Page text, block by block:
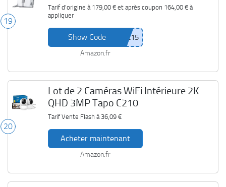
19
Tarif d'origine à 179,00 €et après coupon 164,00 €à
appliquer
Show Code
Amazon.fr
20
Lot de 2 Caméras WiFi Intérieure 2K
QHD 3MP Tapo C210
Tarif Vente Flash à 36,09 €
Acheter maintenant
Amazon.fr